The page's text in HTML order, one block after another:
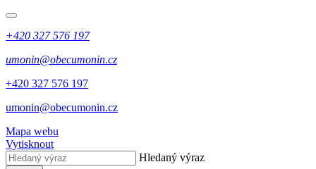
+420 327 576 197
umonin@obecumonin.cz
+420 327 576 197
umonin@obecumonin.cz
Mapa webu
Vytisknout
Hledaný výraz